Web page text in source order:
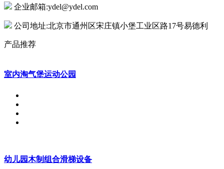
企业邮箱:ydel@ydel.com
公司地址:北京市通州区宋庄镇小堡工业区路17号易德利
产品推荐
室内淘气堡运动公园
幼儿园木制组合滑梯设备